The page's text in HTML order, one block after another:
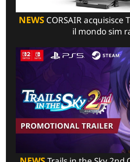
NEWSCORSAIR acquisisce
il mondo sim